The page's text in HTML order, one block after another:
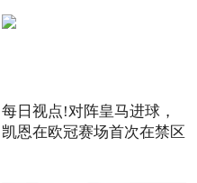
每日视点!对阵皇马进球，
凯恩在欧冠赛场首次在禁区